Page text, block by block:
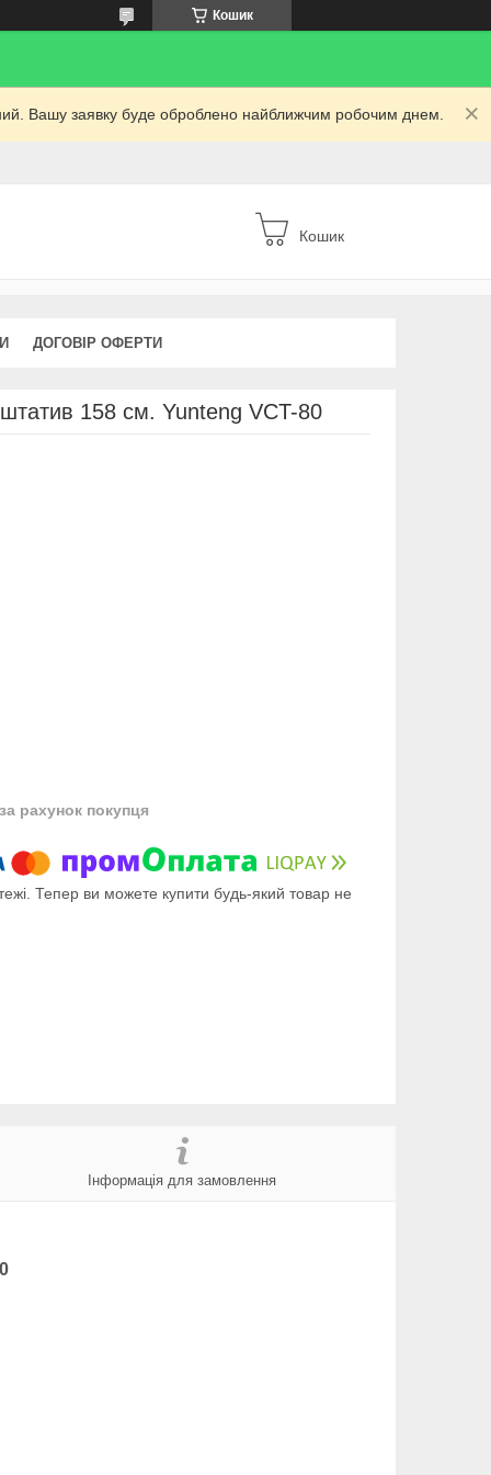
Кошик
Вашу заявку буде оброблено найближчим робочим днем.
Кошик
ДОГОВІР ОФЕРТИ
158 см. Yunteng VCT-80
рахунок покупця
Тепер ви можете купити будь-який товар не
Інформація для замовлення